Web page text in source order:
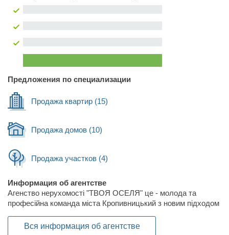
Предложения по специализации
Продажа квартир (15)
Продажа домов (10)
Продажа участков (4)
Информация об агентстве
Агенство нерухомості "ТВОЯ ОСЕЛЯ" це - молода та
професійна команда міста Кропивницький з новим підходом
питання: "Чи достатньо в нас досвіду для роботи в такій
Вся информация об агентстве